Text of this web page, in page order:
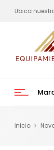
Ubica
Inicio